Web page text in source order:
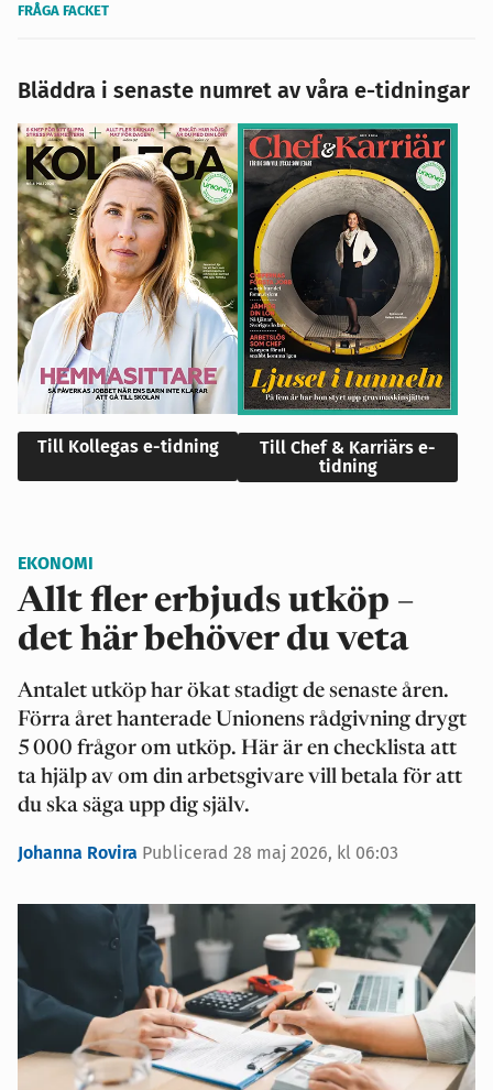
FRÅGA FACKET
Bläddra i senaste numret av våra e-tidningar
Till Kollegas e-tidning
Till Chef & Karriärs e-
tidning
EKONOMI
Allt fler erbjuds utköp –
det här behöver du veta
Antalet utköp har ökat stadigt de senaste åren.
Förra året hanterade Unionens rådgivning drygt
5 000 frågor om utköp. Här är en checklista att
ta hjälp av om din arbetsgivare vill betala för att
du ska säga upp dig själv.
Johanna Rovira Publicerad 28 maj 2026, kl 06:03